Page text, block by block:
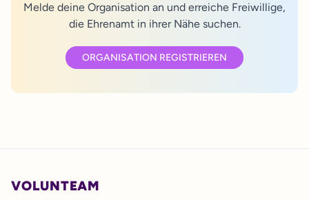
Melde deine Organisation an und erreiche Freiwillige,
die Ehrenamt in ihrer Nähe suchen.
ORGANISATION REGISTRIEREN
VOLUNTEAM